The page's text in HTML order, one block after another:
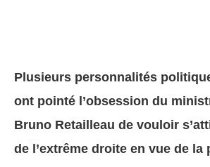
Plusieurs personnalités
ont pointé l’obsession du
Bruno Retailleau de vouloir
de l’extrême droite en vue de